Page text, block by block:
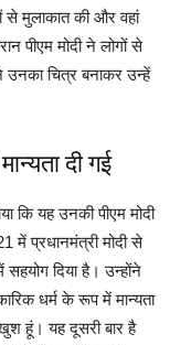
से मुलाकात की और वहां
पीएम मोदी ने लोगों से
उनका चित्र बनाकर उन्हें
दी गई
कि यह उनकी पीएम मोदी
में प्रधानमंत्री मोदी से
दिया है। उन्होंने
धर्म के रूप में मान्यता
हूं। यह दूसरी बार है